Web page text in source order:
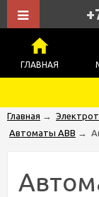
ГЛАВНАЯ
Главная →
Автоматы ABB →